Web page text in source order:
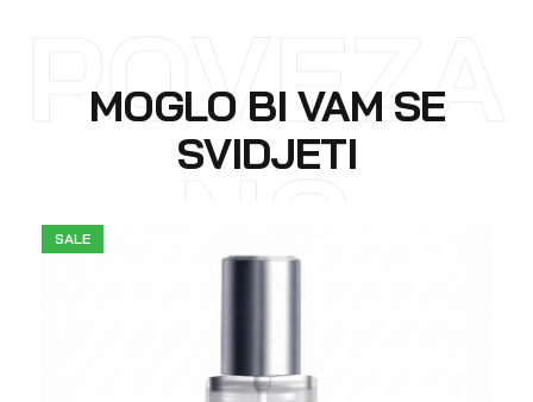
MOGLO BI VAM SE
SVIDJETI
POVEZA
NO
SALE